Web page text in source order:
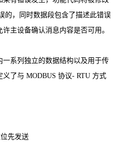
的，同时数据段包含了描述此错误
主设备确认消息内容是否可用。
一系列独立的数据结构以及用于传
义了与MODBUS协议- RTU 方式
先发送